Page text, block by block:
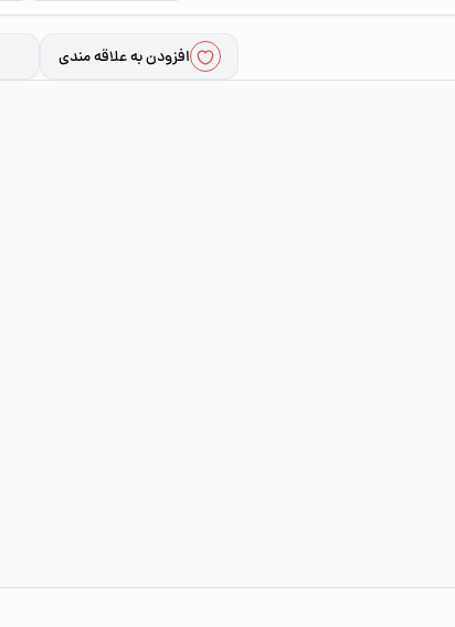
افزودن به علاقه مندی